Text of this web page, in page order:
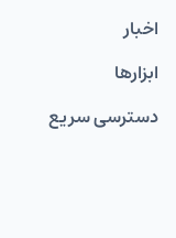
اخبار
ابزارها
دسترسی سریع